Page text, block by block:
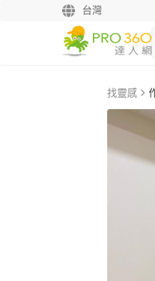
台灣
找靈感